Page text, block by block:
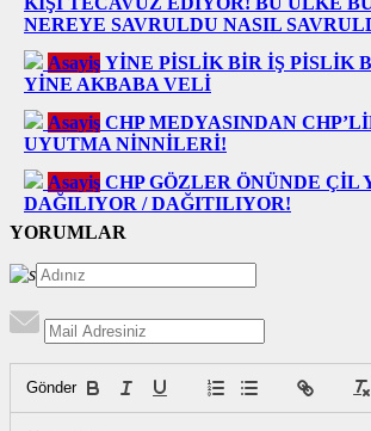
NEREYE SAVRULDU NASIL
Asayiş YİNE PİSLİK BİR İŞ PİSLİK
YİNE AKBABA VELİ
Asayiş CHP MEDYASINDAN
UYUTMA NİNNİLERİ!
Asayiş CHP GÖZLER ÖNÜNDE ÇİL
DAĞILIYOR / DAĞITILIYOR!
YORUMLAR
Gönder